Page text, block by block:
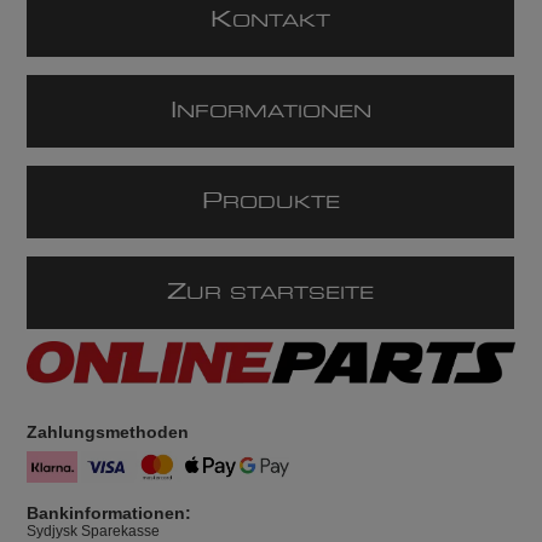
KONTAKT
NFORMATIONEN
P RODUKTE
ZUR STARTSEITE
Zahlungsmethoden
Bankinformationen:
Sydjysk Sparekasse